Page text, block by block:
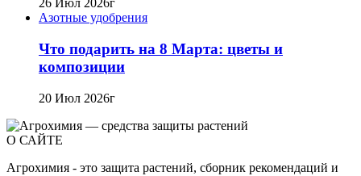
26 Июл 2026г
Азотные удобрения
Что подарить на 8 Марта: цветы и
композиции
20 Июл 2026г
О САЙТЕ
Агрохимия - это защита растений, сборник рекомендаций и